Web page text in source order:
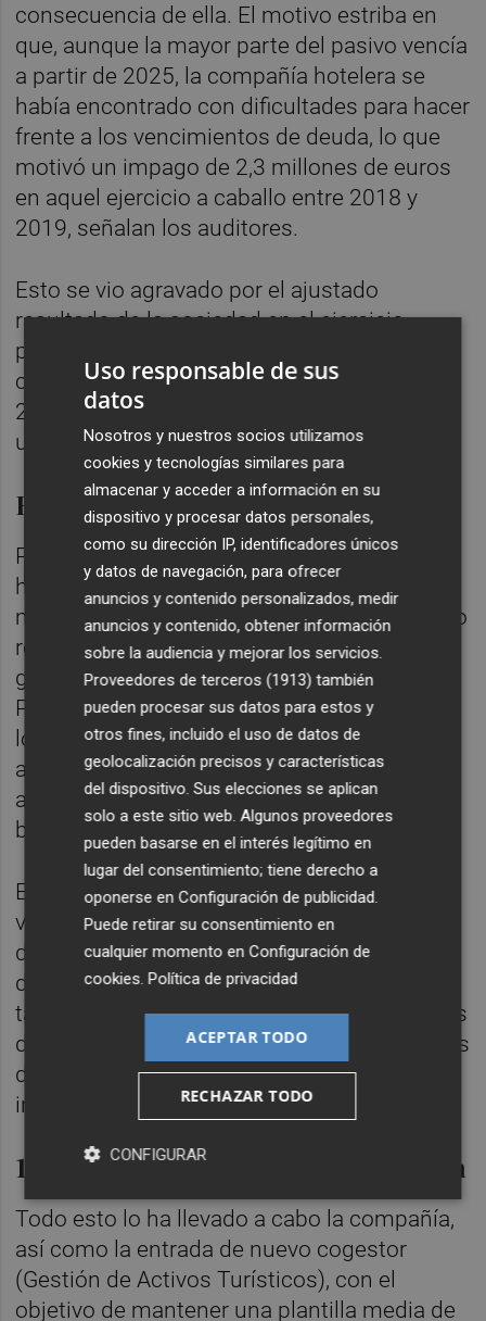
consecuencia de ella. El motivo estriba en
que, aunque la mayor parte del pasivo vencía
a partir de 2025, la compañía hotelera se
había encontrado con dificultades para hacer
frente a los vencimientos de deuda, lo que
motivó un impago de 2,3 millones de euros
en aquel ejercicio a caballo entre 2018 y
2019, señalan los auditores.
Esto se vio agravado por el ajustado
resultado de la sociedad en el ejercicio
previo a la llegada de la crisis sanitaria,
cuando registró unos beneficios netos de
281.000 euros, frente a los 4,4 millones de
un año antes.
Refinanciación de 14,5 millones
Pero esta compra de la deuda simplemente
hizo que esta cambiara de manos, sin
modificar "la estructura de dicha deuda, en lo
relativo a tipos de interés, vencimientos y
garantías", tal y como recogen las cuentas.
Por ello, el 12 de marzo del año pasado, en
los días en que se decretó el estado de
alarma en España, la sociedad suscribió "un
acuerdo de refinanciación de su deuda
bancaria" con el fin de reforzar su balance.
El contrato incluye "un aplazamiento de los
vencimientos de la deuda por un periodo de
doce meses", con lo que la carencia acaba
dentro de poco más de un mes. Asimismo,
también recoge "la apertura de nuevas líneas
de financiación" por importe de 14,5 millones
de euros, "sujetas a nuevas garantías
inmobiliarias y mobiliarias".
1.400 empleados en temporada alta
Todo esto lo ha llevado a cabo la compañía,
así como la entrada de nuevo cogestor
(Gestión de Activos Turísticos), con el
objetivo de mantener una plantilla media de
Uso responsable de sus
datos
Nosotros y nuestros socios utilizamos
cookies y tecnologías similares para
almacenar y acceder a información en su
dispositivo y procesar datos personales,
como su dirección IP, identificadores únicos
y datos de navegación, para ofrecer
anuncios y contenido personalizados, medir
anuncios y contenido, obtener información
sobre la audiencia y mejorar los servicios.
Proveedores de terceros (1913) también
pueden procesar sus datos para estos y
otros fines, incluido el uso de datos de
geolocalización precisos y características
del dispositivo. Sus elecciones se aplican
solo a este sitio web. Algunos proveedores
pueden basarse en el interés legítimo en
lugar del consentimiento; tiene derecho a
oponerse enConfiguración de publicidad.
Puede retirar su consentimiento en
cualquier momento enConfiguración de
cookies.Política de privacidad
ACEPTAR TODO
RECHAZAR TODO
CONFIGURAR